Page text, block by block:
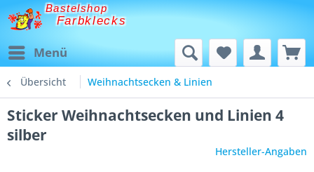
Bastelshop
Farbklecks
Menü
Übersicht Weihnachtsecken & Linien
Sticker Weihnachtsecken und Linien 4
silber
Hersteller-Angaben